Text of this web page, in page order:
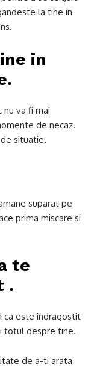
la tine in
in
nu va fi mai
de necaz.
situatie.
suparat pe
prima miscare si
te
.
ca este indragostit
totul despre tine.
de a-ti arata